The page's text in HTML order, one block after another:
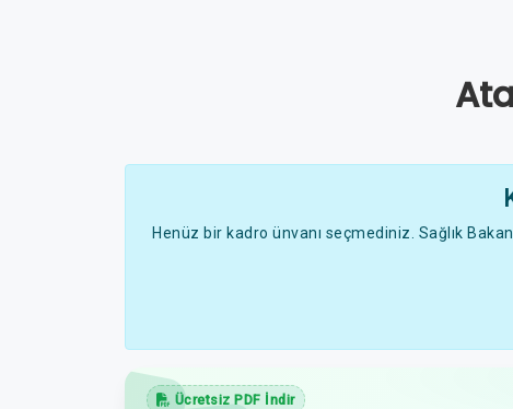
Henüz bir kadro ünvanı seçmediniz. Sağlık
Ücretsiz PDF İndir